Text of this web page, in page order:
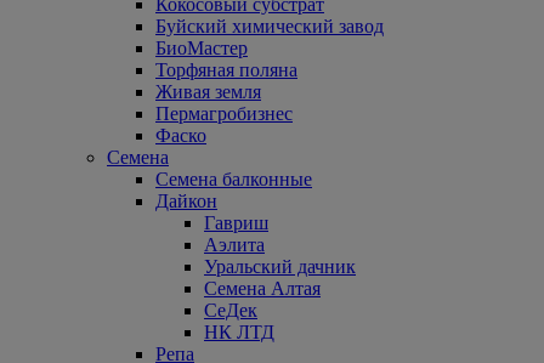
Кокосовый субстрат
Буйский химический завод
БиоМастер
Торфяная поляна
Живая земля
Пермагробизнес
Фаско
Семена
Семена балконные
Дайкон
Гавриш
Аэлита
Уральский дачник
Семена Алтая
СеДек
НК ЛТД
Репа